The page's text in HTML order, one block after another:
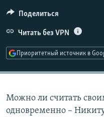
РАСПИСАНИЕ ВЕЩАНИЯ
ПОДПИШИТЕСЬ НА
СОЦИАЛЬНЫЕ СЕТИ
Поделиться
Читать без VPN
Приоритетный источник в
Можно ли считать
одновременно –